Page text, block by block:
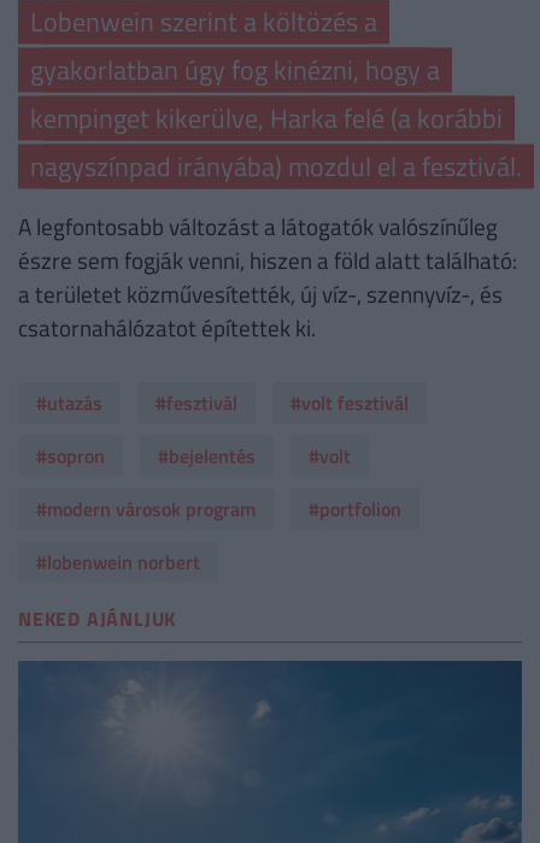
Lobenwein szerint a költözés a
gyakorlatban úgy fog kinézni, hogy a
kempinget kikerülve, Harka felé (a korábbi
nagyszínpad irányába) mozdul el a fesztivál.
A legfontosabb változást a látogatók valószínűleg
észre sem fogják venni, hiszen a föld alatt található:
a területet közművesítették, új víz-, szennyvíz-, és
csatornahálózatot építettek ki.
#utazás #fesztivál
#volt fesztivál
#sopron
#bejelentés
#volt
#modern városok program
#portfolion
#lobenwein norbert
NEKED AJÁNLJUK